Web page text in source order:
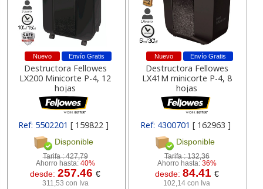
Envío Gratis
Nuevo
Destructora Fellowes
LX200 Minicorte P-4, 12
hojas
Ref: 5502201[ 159822 ]
Disponible
Tarifa :427,79
Ahorro hasta: 40%
desde:257.46€
311,53 con Iva
Envío Gratis
Nuevo
Destructora Fellowes
LX41M minicorte P-4, 8
hojas
Ref: 4300701 [ 162963 ]
Disponible
Tarifa :132,36
Ahorro hasta: 36%
desde: 84.41 €
102,14 con Iva